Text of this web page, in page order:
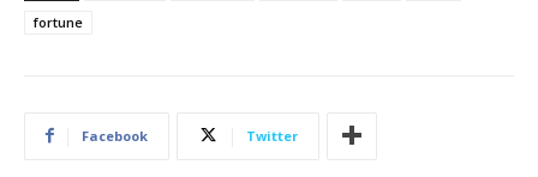
fortune
Facebook Twitter